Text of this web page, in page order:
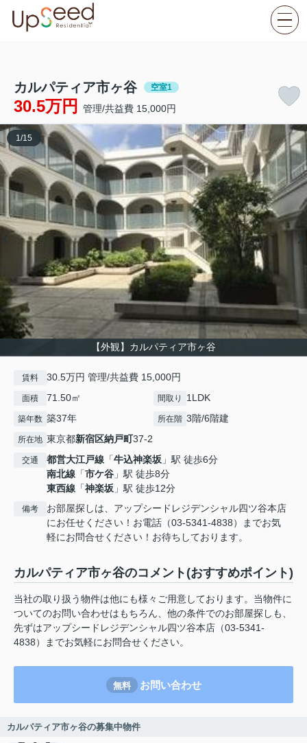
カルパティア市ヶ谷 空室1
30.5万円 管理/共益費 15,000円
【外観】カルパティア市ヶ谷
1 /15
賃料 30.5万円 管理/共益費 15,000円
面積 71.50㎡ 間取り 1LDK
築年数 築37年 所在階 3階/6階建
所在地 東京都新宿区納戸町37-2
交通 都営大江戸線 「牛込神楽坂 」駅 徒歩6分
南北線 「市ケ谷 」駅 徒歩8分
東西線 「神楽坂 」駅 徒歩12分
備考
お部屋探しは、アップシードレジデンシャル四ツ谷本店
にお任せください！お電話（03-5341-4838）までお気
軽にお問合せください！お待ちしております。
カルパティア市ヶ谷のコメント(おすすめポイント)
当社の取り扱う物件は他にも様々ご用意しております。当物件に
ついてのお問い合わせはもちろん、他の条件でのお部屋探しも、
先ずはアップシードレジデンシャル四ツ谷本店（03-5341-
4838）までお気軽にお問合せください。
無料 お問い合わせ
カルパティア市ヶ谷の募集中物件